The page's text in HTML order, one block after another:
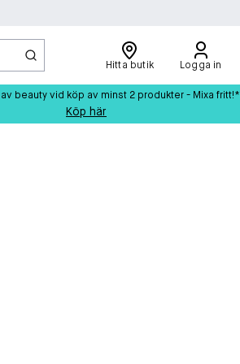
Hitta butik Logga in
av beauty vid köp av minst 2 produkter - Mixa fritt!*
Köp här